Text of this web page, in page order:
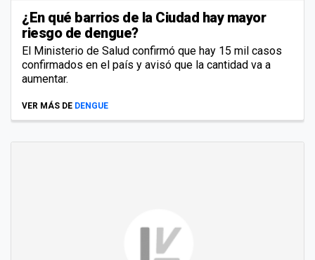
¿En qué barrios de la Ciudad hay mayor
riesgo de dengue?
El Ministerio de Salud confirmó que hay 15 mil casos
confirmados en el país y avisó que la cantidad va a
aumentar.
VER MÁS DE DENGUE